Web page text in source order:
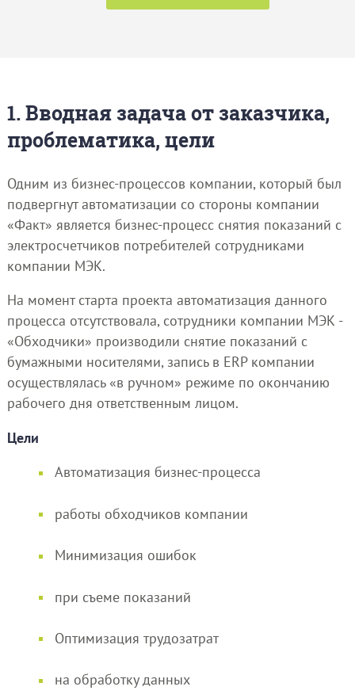
1. Вводная задача от заказчика,
проблематика, цели
Одним из бизнес-процессов компании, который был
подвергнут автоматизации со стороны компании
«Факт» является бизнес-процесс снятия показаний с
электросчетчиков потребителей сотрудниками
компании МЭК.
На момент старта проекта автоматизация данного
процесса отсутствовала, сотрудники компании МЭК -
«Обходчики» производили снятие показаний с
бумажными носителями, запись в ERP компании
осуществлялась «в ручном» режиме по окончанию
рабочего дня ответственным лицом.
Цели
Автоматизация бизнес-процесса
работы обходчиков компании
Минимизация ошибок
при съеме показаний
Оптимизация трудозатрат
на обработку данных